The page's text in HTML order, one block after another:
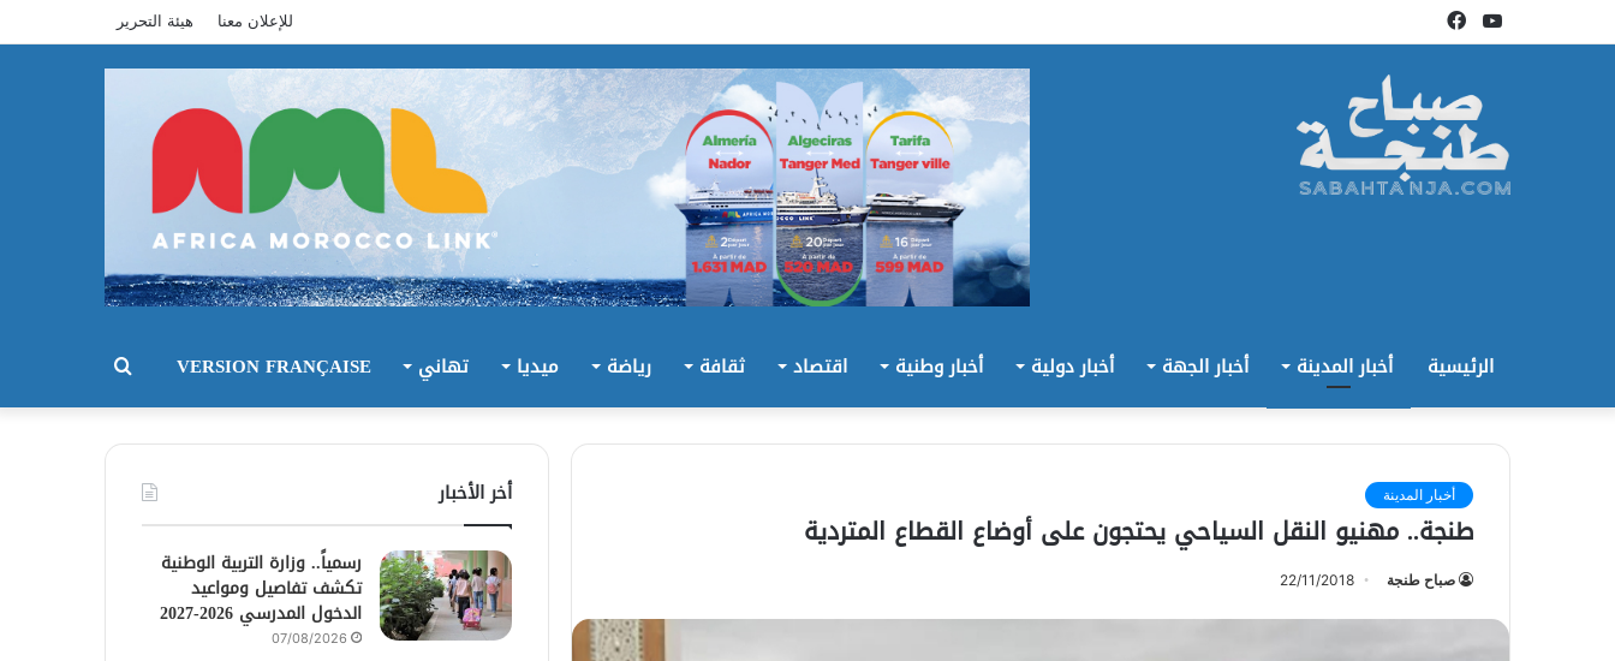
فيسبوكيوتيوب للإعلان معنا هيئة التحرير
الرئيسية أخبار المدينة أخبار الجهة أخبار دولية أخبار وطنية اقتصاد ثقافة رياضة ميديا تهاني VERSION FRANÇAISE بحث
أخبار المدينة
طنجة.. مهنيو النقل السياحي يحتجون على أوضاع القطاع المتردية
صباح طنجة 22/11/2018
أخر الأخبار
رسمياً.. وزارة التربية الوطنية
تكشف تفاصيل ومواعيد
الدخول المدرسي 2026-2027
07/08/2026